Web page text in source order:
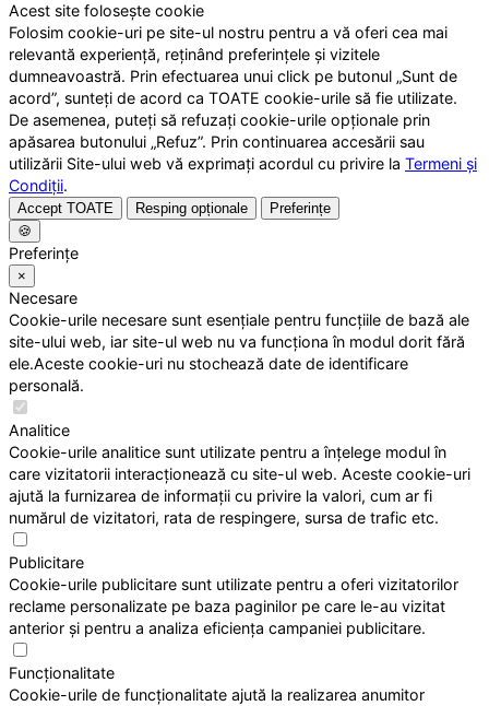
Acest site folosește cookie
Folosim cookie-uri pe site-ul nostru pentru a vă oferi cea mai
relevantă experiență, reținând preferințele și vizitele
dumneavoastră. Prin efectuarea unui click pe butonul „Sunt de
acord”, sunteți de acord ca TOATE cookie-urile să fie utilizate.
De asemenea, puteți să refuzați cookie-urile opționale prin
apăsarea butonului „Refuz”. Prin continuarea accesării sau
utilizării Site-ului web vă exprimați acordul cu privire la Termeni și
Condiții.
Accept TOATE Resping opționale
Preferințe
🍪
Preferințe
×
Necesare
Cookie-urile necesare sunt esențiale pentru funcțiile de bază ale
site-ului web, iar site-ul web nu va funcționa în modul dorit fără
ele.Aceste cookie-uri nu stochează date de identificare
personală.
Analitice
Cookie-urile analitice sunt utilizate pentru a înțelege modul în
care vizitatorii interacționează cu site-ul web. Aceste cookie-uri
ajută la furnizarea de informații cu privire la valori, cum ar fi
numărul de vizitatori, rata de respingere, sursa de trafic etc.
Publicitare
Cookie-urile publicitare sunt utilizate pentru a oferi vizitatorilor
reclame personalizate pe baza paginilor pe care le-au vizitat
anterior și pentru a analiza eficiența campaniei publicitare.
Funcționalitate
Cookie-urile de funcționalitate ajută la realizarea anumitor